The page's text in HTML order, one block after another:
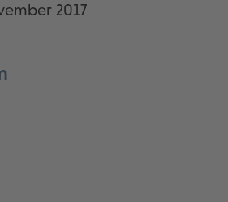
2017